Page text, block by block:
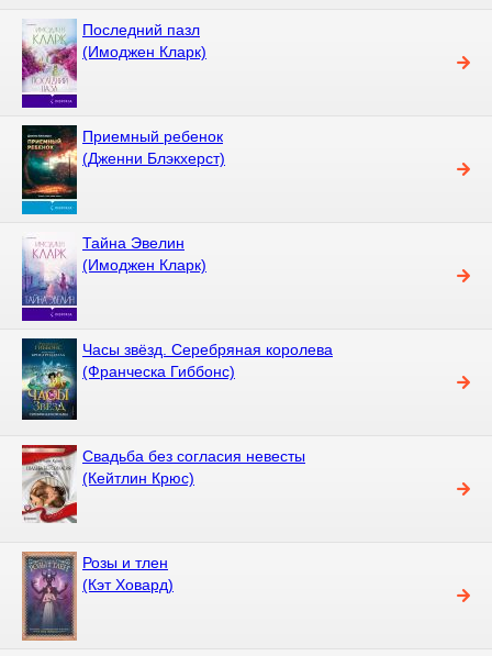
Последний пазл
(Имоджен Кларк)
Приемный ребенок
(Дженни Блэкхерст)
Тайна Эвелин
(Имоджен Кларк)
Часы звёзд. Серебряная королева
(Франческа Гиббонс)
Свадьба без согласия невесты
(Кейтлин Крюс)
Розы и тлен
(Кэт Ховард)